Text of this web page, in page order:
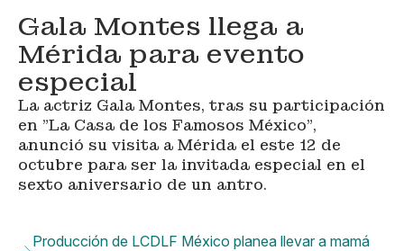
Gala Montes llega a
Mérida para evento
especial
La actriz Gala Montes, tras su participación
en "La Casa de los Famosos México",
anunció su visita a Mérida el este 12 de
octubre para ser la invitada especial en el
sexto aniversario de un antro.
Producción de LCDLF México planea llevar a mamá